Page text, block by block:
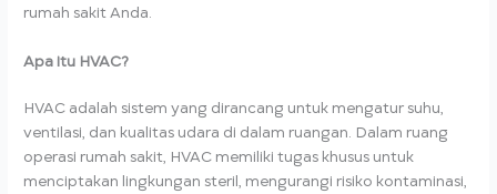
rumah sakit Anda.
Apa itu HVAC?
HVAC adalah sistem yang dirancang untuk mengatur suhu,
ventilasi, dan kualitas udara di dalam ruangan. Dalam ruang
operasi rumah sakit, HVAC memiliki tugas khusus untuk
menciptakan lingkungan steril, mengurangi risiko kontaminasi,